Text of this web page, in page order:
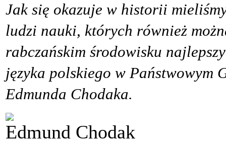
Jak się okazuje w historii
ludzi nauki, których również
rabczańskim środowisku
języka polskiego w Państwowym
Edmunda Chodaka.
Edmund Chodak